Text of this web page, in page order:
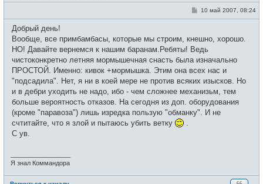
е
т
С
щ
н
и
10 май 2007, 08:24
Добрый день!
Вообще, все примбамбасы, которые мы строим, кнешно, хорошо.
НО! Давайте вернемся к нашим баранам.Ребяты! Ведь
чистоконкретно летняя мормышечная снасть была изначально
ПРОСТОЙ. Именно: кивок +мормышка. Этим она всех нас и
"подсадила". Нет, я ни в коей мере не против всяких изысков. Но
и в дебри уходить не надо, ибо - чем сложнее механизьм, тем
больше вероятность отказов. На сегодня из доп. оборудования
(кроме "паравоза") лишь изредка пользую "обманку". И не
счтитайте, что я злой и пытаюсь убить ветку
.
С ув.
Я знал Коммандора